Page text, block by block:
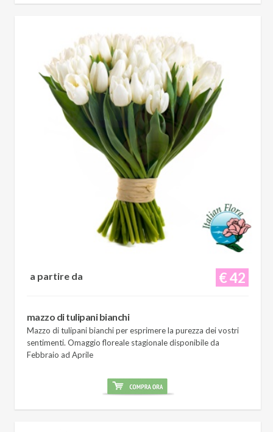
€ 42
a partire da
mazzo di tulipani bianchi
Mazzo di tulipani bianchi per esprimere la purezza dei vostri
sentimenti. Omaggio floreale stagionale disponibile da
Febbraio ad Aprile